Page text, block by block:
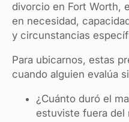
divorcio en Fort Worth,
en necesidad,
y circunstancias
Para ubicarnos, estas
cuando alguien evalúa
¿Cuánto duró el
estuviste fuera del